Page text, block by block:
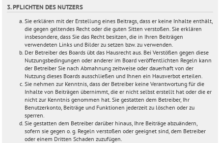
3. PFLICHTEN DES NUTZERS
Sie erklären mit der Erstellung eines Beitrags, dass er keine Inhalte enthält,
die gegen geltendes Recht oder die guten Sitten verstoßen. Sie erklären
insbesondere, dass Sie das Recht besitzen, die in Ihren Beiträgen
verwendeten Links und Bilder zu setzen bzw. zu verwenden.
Der Betreiber des Boards übt das Hausrecht aus. Bei Verstößen gegen diese
Nutzungsbedingungen oder anderer im Board veröffentlichten Regeln kann
der Betreiber Sie nach Abmahnung zeitweise oder dauerhaft von der
Nutzung dieses Boards ausschließen und Ihnen ein Hausverbot erteilen.
Sie nehmen zur Kenntnis, dass der Betreiber keine Verantwortung für die
Inhalte von Beiträgen übernimmt, die er nicht selbst erstellt hat oder die er
nicht zur Kenntnis genommen hat. Sie gestatten dem Betreiber, Ihr
Benutzerkonto, Beiträge und Funktionen jederzeit zu löschen oder zu
sperren.
Sie gestatten dem Betreiber darüber hinaus, Ihre Beiträge abzuändern,
sofern sie gegen o. g. Regeln verstoßen oder geeignet sind, dem Betreiber
oder einem Dritten Schaden zuzufügen.